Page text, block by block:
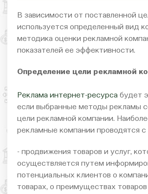
В зависимости от поставленной
используется определенный вид
методика оценки рекламной
показателей ее эффективности.
Определение цели рекламной
Реклама интернет-ресурса будет
если выбранные методы рекламы
цели рекламной компании.
рекламные компании проводятся с
- продвижения товаров и услуг,
осуществляется путем
потенциальных клиентов о
товарах, о преимуществах